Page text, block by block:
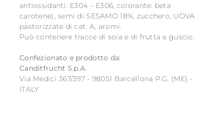
antiossidanti: E304 – E306, colorante: beta
carotene), semi di SESAMO 18%, zucchero, UOVA
pastorizzate di cat. A, aromi.
Può contenere tracce di soia e di frutta a guscio.
Confezionato e prodotto da:
Canditfrucht S.p.A.
Via Medici 367/397 - 98051 Barcellona P.G. (ME) -
ITALY